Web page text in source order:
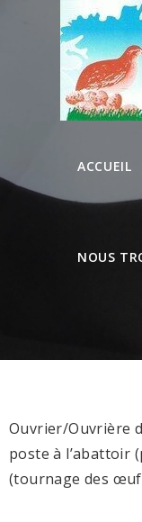
ACCUEIL
NOUS
Ouvrier/Ouvrière
poste à l’abattoir
(tournage des